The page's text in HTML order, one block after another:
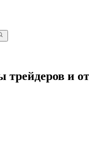
трейдеров и